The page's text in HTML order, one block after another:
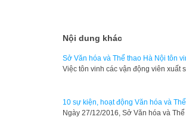
Nội dung khác
Sở Văn hóa và Thể thao Hà Nội tôn
Việc tôn vinh các vận động viên
10 sự kiện, hoạt động Văn hóa và
Ngày 27/12/2016, Sở Văn hóa và